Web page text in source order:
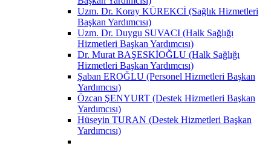
Uzm. Dr. Koray KÜREKCİ (Sağlık Hizmetleri
Başkan Yardımcısı)
Uzm. Dr. Duygu SUVACI (Halk Sağlığı
Hizmetleri Başkan Yardımcısı)
Dr. Murat BAŞESKİOĞLU (Halk Sağlığı
Hizmetleri Başkan Yardımcısı)
Şaban EROĞLU (Personel Hizmetleri Başkan
Yardımcısı)
Özcan ŞENYURT (Destek Hizmetleri Başkan
Yardımcısı)
Hüseyin TURAN (Destek Hizmetleri Başkan
Yardımcısı)